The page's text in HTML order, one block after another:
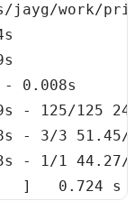
- 0
- 125/125
- 3/3 51.45
- 1/1 44.27
] 0.724 s